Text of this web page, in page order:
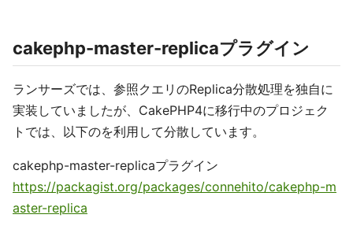
cakephp-master-replicaプラグイン
ランサーズでは、参照クエリのReplica分散処理を独自に
実装していましたが、CakePHP4に移行中のプロジェク
トでは、以下のを利用して分散しています。
cakephp-master-replicaプラグイン
https://packagist.org/packages/connehito/cakephp-m
aster-replica